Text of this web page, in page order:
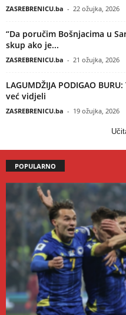
ZASREBRENICU.ba - 22 ožujka, 2026
“Da poručim Bošnjacima u
skup ako je...
ZASREBRENICU.ba - 21 ožujka, 2026
LAGUMDŽIJA PODIGAO
već vidjeli
ZASREBRENICU.ba - 19 ožujka, 2026
POPULARNO